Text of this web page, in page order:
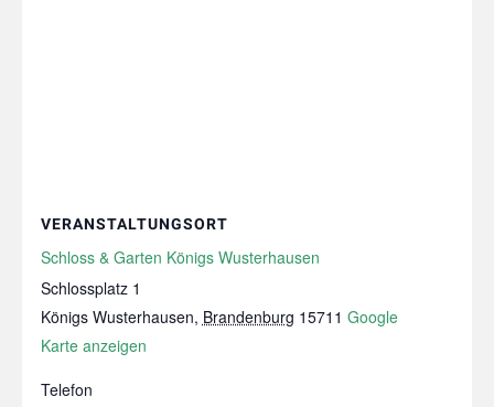
VERANSTALTUNGSORT
Schloss & Garten Königs Wusterhausen
Schlossplatz 1
Königs Wusterhausen, Brandenburg 15711 Google
Karte anzeigen
Telefon